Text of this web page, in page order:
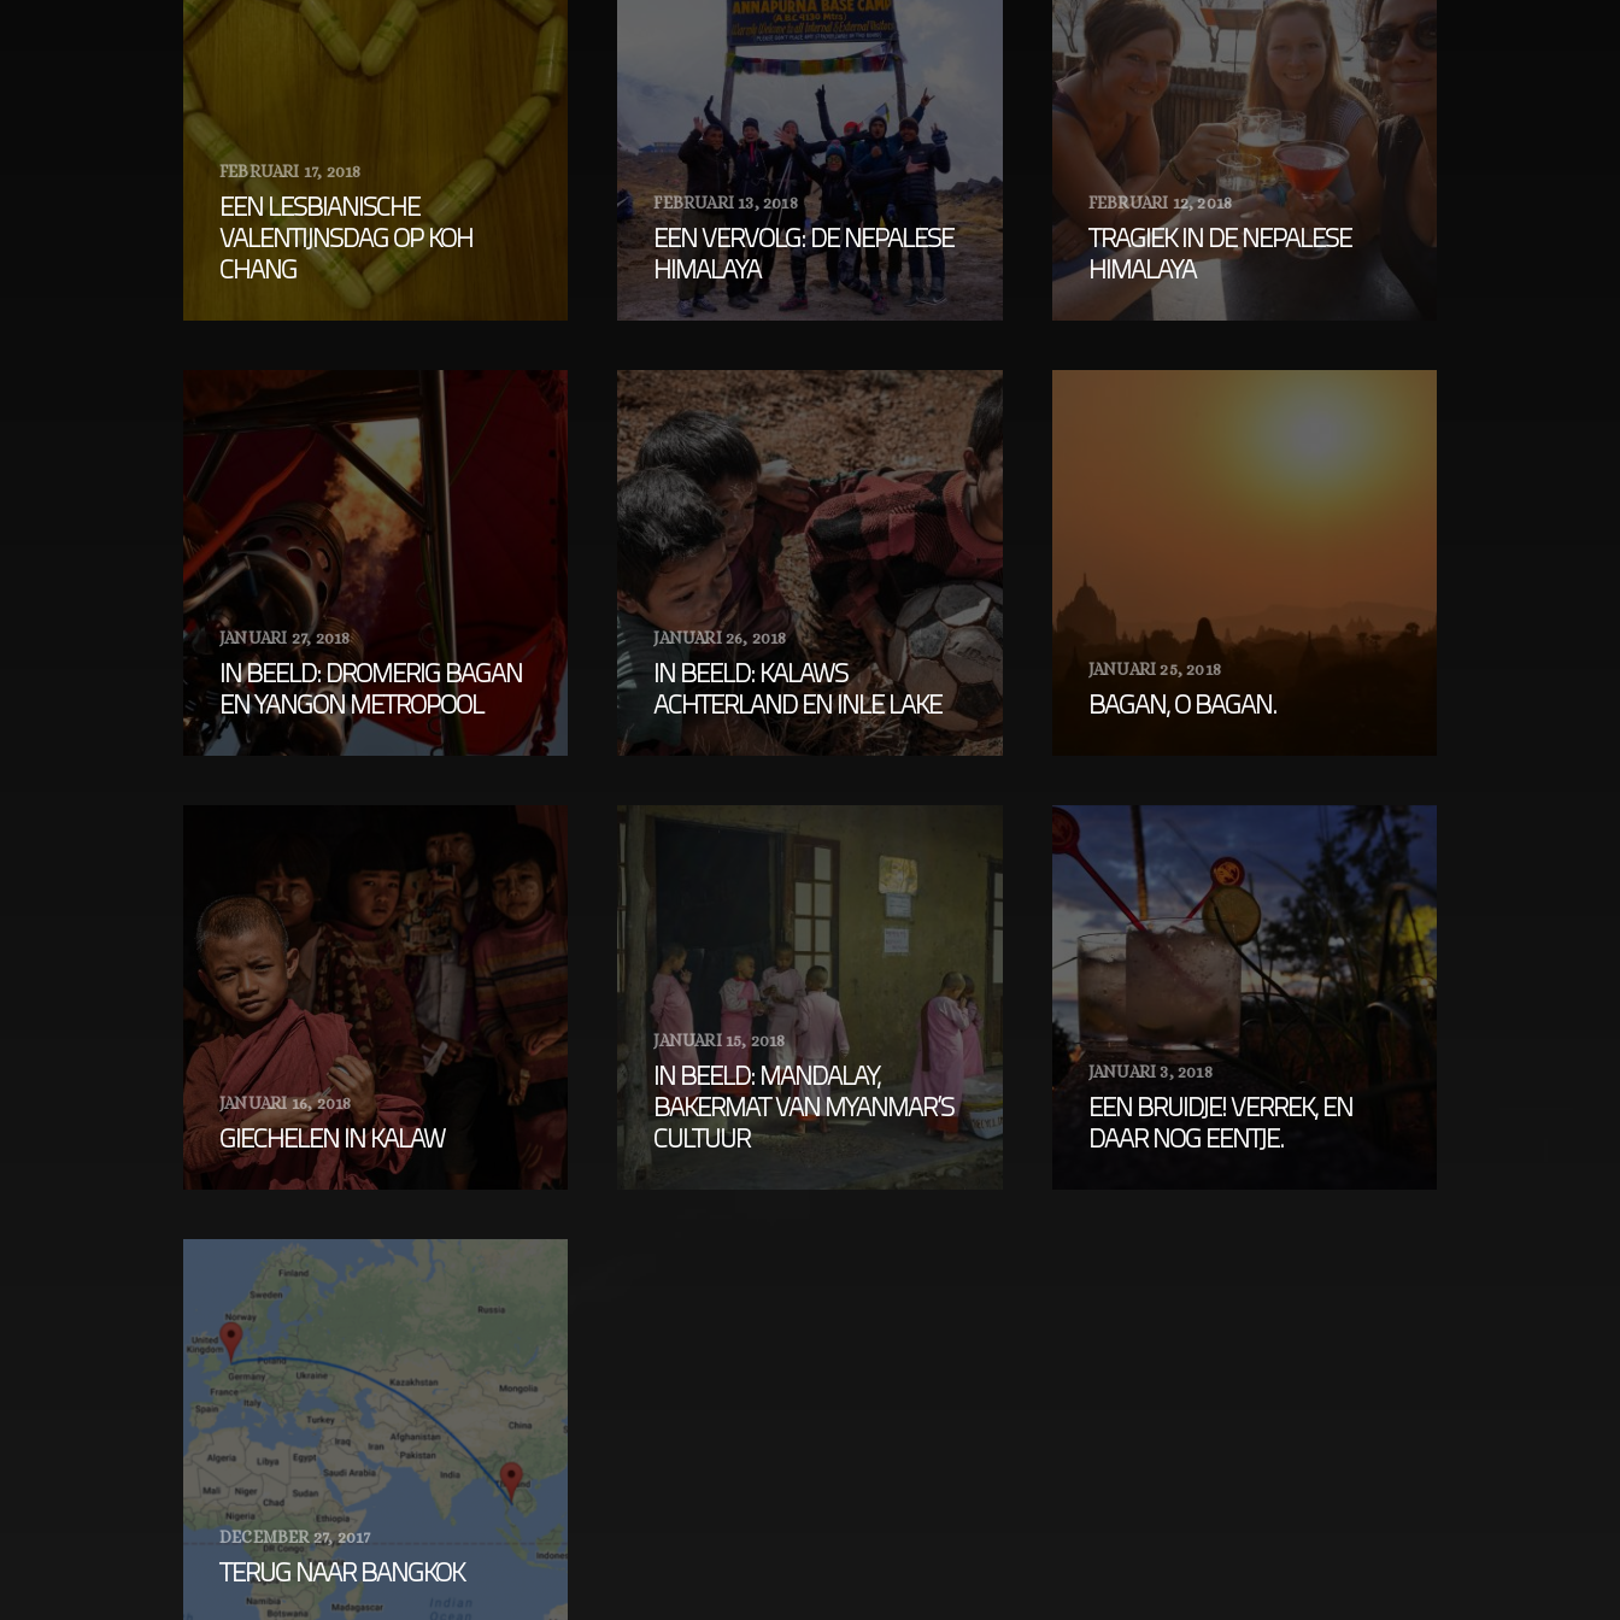
FEBRUARI 17, 2018
EEN LESBIANISCHE
VALENTIJNSDAG OP KOH
CHANG
FEBRUARI 13, 2018
EEN VERVOLG: DE NEPALESE
HIMALAYA
FEBRUARI 12, 2018
TRAGIEK IN DE NEPALESE
HIMALAYA
JANUARI 27, 2018
IN BEELD: DROMERIG BAGAN
EN YANGON METROPOOL
JANUARI 26, 2018
IN BEELD: KALAWS
ACHTERLAND EN INLE LAKE
JANUARI 25, 2018
BAGAN, O BAGAN.
JANUARI 16, 2018
GIECHELEN IN KALAW
JANUARI 15, 2018
IN BEELD: MANDALAY,
BAKERMAT VAN MYANMAR’S
CULTUUR
JANUARI 3, 2018
EEN BRUIDJE! VERREK, EN
DAAR NOG EENTJE.
DECEMBER 27, 2017
TERUG NAAR BANGKOK